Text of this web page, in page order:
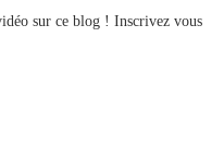
sur ce blog ! Inscrivez vous